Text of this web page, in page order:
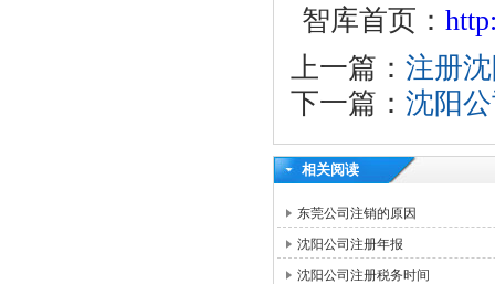
智库首页：
上一篇： 注册
下一篇： 沈阳
相关阅读
东莞公司注销的原因
沈阳公司注册年报
沈阳公司注册税务时间